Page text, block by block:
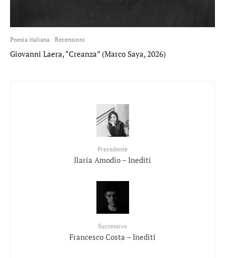
Poesia italiana Recensioni
Giovanni Laera, “Creanza” (Marco Saya, 2026)
Precedente
Ilaria Amodio – Inediti
Successivo
Francesco Costa – Inediti